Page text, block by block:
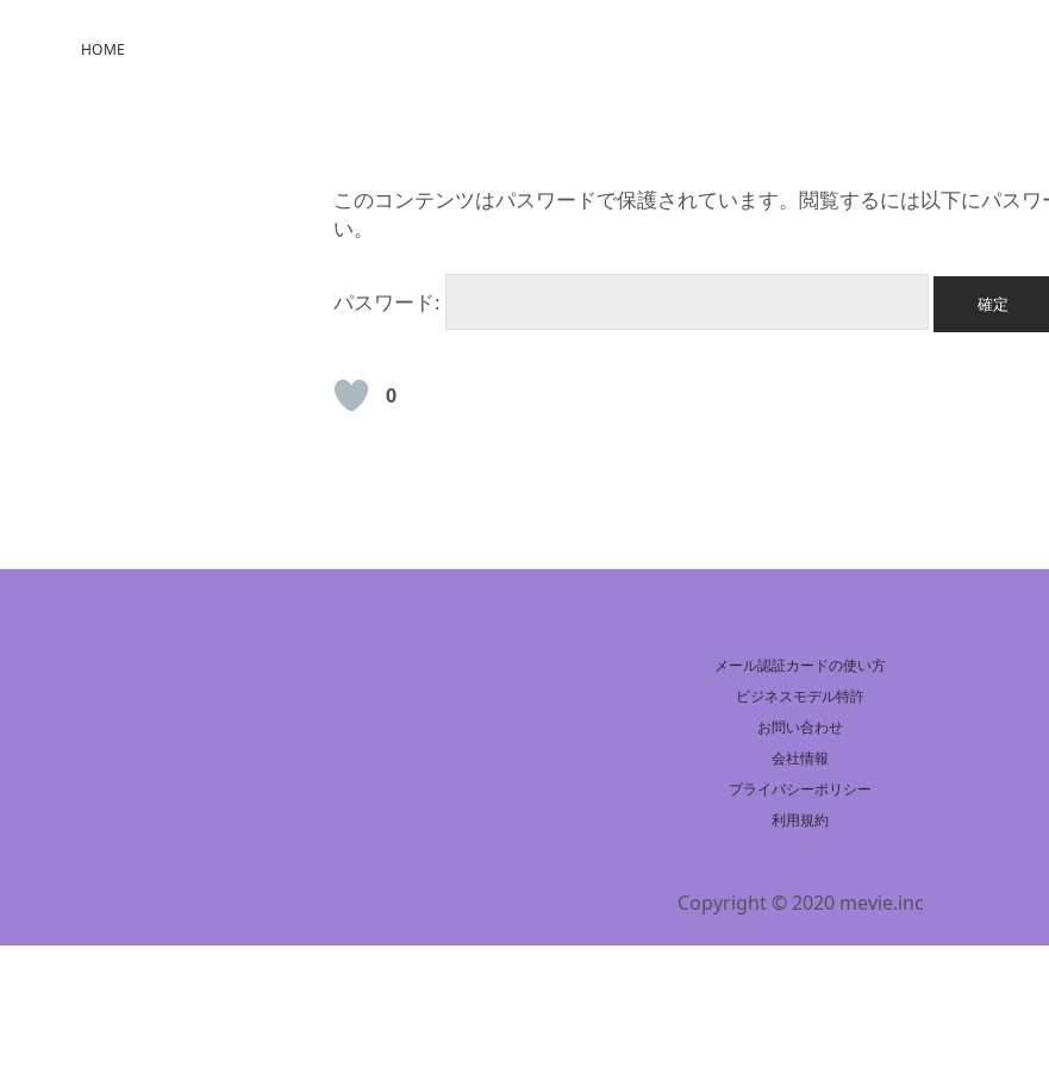
HOME
このコンテンツはパスワードで保護されています。閲覧するには以下にパスワ
い。
パスワード:
0
メール認証カードの使い方
ビジネスモデル特許
お問い合わせ
会社情報
プライバシーポリシー
利用規約
Copyright © 2020 mevie.inc